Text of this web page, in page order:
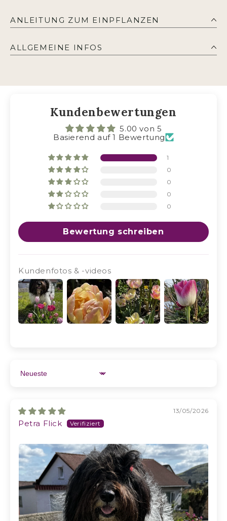
ANLEITUNG ZUM EINPFLANZEN
ALLGEMEINE INFOS
Kundenbewertungen
5.00 von 5
Basierend auf 1 Bewertung
1
0
0
0
0
Bewertung schreiben
Kundenfotos & -videos
Sort by
13/05/2026
Petra Flick